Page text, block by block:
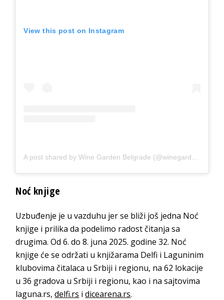
View this post on Instagram
Noć knjige
Uzbuđenje je u vazduhu jer se bliži još jedna Noć
knjige i prilika da podelimo radost čitanja sa
drugima. Od 6. do 8. juna 2025. godine 32. Noć
knjige će se održati u knjižarama Delfi i Laguninim
klubovima čitalaca u Srbiji i regionu, na 62 lokacije
u 36 gradova u Srbiji i regionu, kao i na sajtovima
laguna.rs,delfi.rs idicearena.rs.